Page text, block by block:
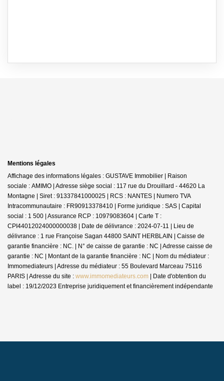
Mentions légales
Affichage des informations légales : GUSTAVE Immobilier | Raison
sociale : AMIMO | Adresse siège social : 117 rue du Drouillard - 44620 La
Montagne | Siret : 91337841000025 | RCS : NANTES | Numero TVA
Intracommunautaire : FR90913378410 | Forme juridique : SAS | Capital
social : 1 500 | Assurance RCP : 10979083604 | Carte T :
CPI44012024000000038 | Date de délivrance : 2024-07-11 | Lieu de
délivrance : 1 rue Françoise Sagan 44800 SAINT HERBLAIN | Caisse de
garantie financière : NC. | N° de caisse de garantie : NC | Adresse caisse de
garantie : NC | Montant de la garantie financière : NC | Nom du médiateur :
Immomediateurs | Adresse du médiateur : 55 Boulevard Marceau 75116
PARIS | Adresse du site : www.immomediateurs.com | Date d'obtention du
label : 19/12/2023 Entreprise juridiquement et financièrement indépendante